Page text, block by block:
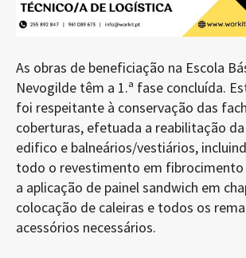
As obras de beneficiação na Escola
Nevogilde têm a 1.ª fase concluída.
foi respeitante à conservação das
coberturas, efetuada a reabilitação
edifico e balneários/vestiários,
todo o revestimento em
a aplicação de painel sandwich em
colocação de caleiras e todos os
acessórios necessários.